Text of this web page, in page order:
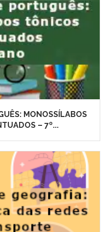
MONOSSÍLABOS
– 7º...